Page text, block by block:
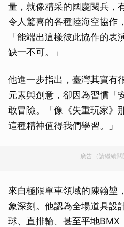
量，就像精采的國慶閱兵，
令人驚喜的各種陸海空協作
「能端出這樣彼此協作的
缺一不可。」
他進一步指出，臺灣其實有
元素與創意，卻因為習慣「
敢冒險。「像《失重玩家》
這種精神值得我們學習。」
廣告（請繼續閱
來自極限單車領域的陳翰堃
象深刻。他認為全場道具設
球、直排輪、甚至平地BMX